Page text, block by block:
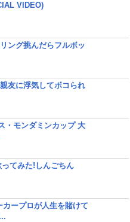
VIDEO)
ング挑んだらフルボッ
友に浮気してボコられ
・モンダミンカップ 大
てみた!しんごちん
カープロが人生を賭けて